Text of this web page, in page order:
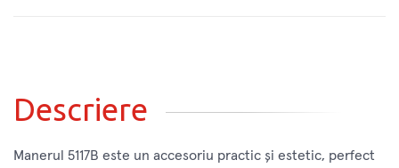
Descriere
Manerul 5117B este un accesoriu practic și estetic, perfect